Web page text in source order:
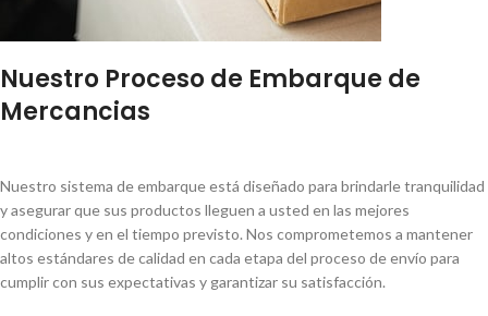
Nuestro Proceso de Embarque de
Mercancias
Nuestro sistema de embarque está diseñado para brindarle tranquilidad
y asegurar que sus productos lleguen a usted en las mejores
condiciones y en el tiempo previsto. Nos comprometemos a mantener
altos estándares de calidad en cada etapa del proceso de envío para
cumplir con sus expectativas y garantizar su satisfacción.